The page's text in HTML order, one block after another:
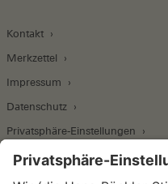
Kontakt
Merkzettel
Impressum
Datenschutz
Privatsphäre-Einstellungen